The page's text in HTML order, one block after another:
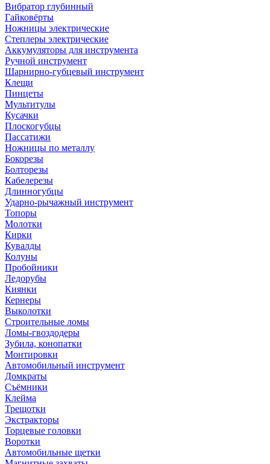
Вибратор глубинный
Гайковёрты
Ножницы электрические
Степлеры электрические
Аккумуляторы для инструмента
Ручной инструмент
Шарнирно-губцевый инструмент
Клещи
Пинцеты
Мультитулы
Кусачки
Плоскогубцы
Пассатижи
Ножницы по металлу
Бокорезы
Болторезы
Кабелерезы
Длинногубцы
Ударно-рычажный инструмент
Топоры
Молотки
Кирки
Кувалды
Колуны
Пробойники
Ледорубы
Киянки
Кернеры
Выколотки
Строительные ломы
Ломы-гвоздодеры
Зубила, конопатки
Монтировки
Автомобильный инструмент
Домкраты
Съёмники
Клейма
Трещотки
Экстракторы
Торцевые головки
Воротки
Автомобильные щетки